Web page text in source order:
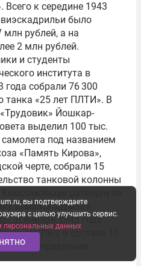
к середине 1943
было
млн рублей, а на
2 млн рублей.
и студенты
института в
года собрали 76 300
танка «25 лет ПЛТИ». В
Йошкар-
выделил 100 тыс.
под названием
«Память Кирова»,
черте, собрали 15
танковой колонны
авиаэскадрильи
В январе 1945 года
Пе-2 в составе 10
в направлении
вы подтверждаете
с целью улучшить сервис.
персональных данных